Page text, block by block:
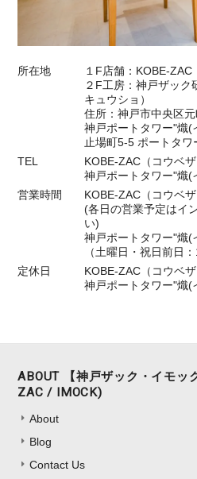
所在地
１F店舗：KOBE-ZAC
２F工房：神戸ザック
キュウショ）
住所：神戸市中央区
神戸ポートタワー"熾(
止場町5-5 ポートタワ
TEL
KOBE-ZAC（コウベ
神戸ポートタワー"熾
営業時間
KOBE-ZAC（コウベ
(各日の営業予定はイ
い)
神戸ポートタワー"熾
（土曜日・祝日前日
定休日
KOBE-ZAC（コウベ
神戸ポートタワー"熾(
ABOUT 【神戸ザック・イモッ
ZAC / IMOCK)
About
Blog
Contact Us